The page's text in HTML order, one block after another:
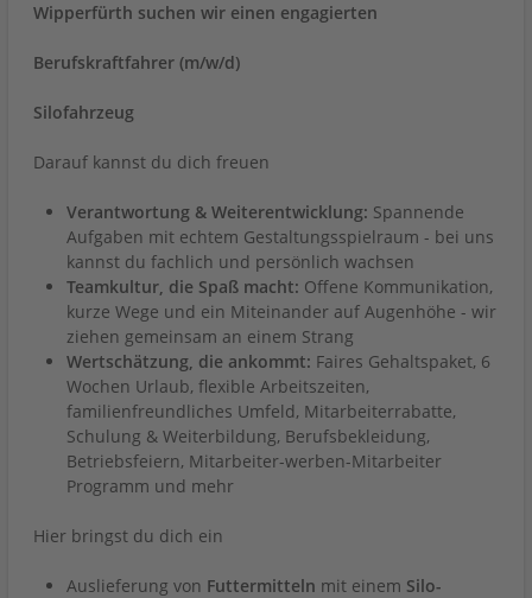
Wipperfürth suchen wir einen engagierten
Berufskraftfahrer (m/w/d)
Silofahrzeug
Darauf kannst du dich freuen
Verantwortung & Weiterentwicklung: Spannende
Aufgaben mit echtem Gestaltungsspielraum - bei uns
kannst du fachlich und persönlich wachsen
Teamkultur, die Spaß macht: Offene Kommunikation,
kurze Wege und ein Miteinander auf Augenhöhe - wir
ziehen gemeinsam an einem Strang
Wertschätzung, die ankommt: Faires Gehaltspaket, 6
Wochen Urlaub, flexible Arbeitszeiten,
familienfreundliches Umfeld, Mitarbeiterrabatte,
Schulung & Weiterbildung, Berufsbekleidung,
Betriebsfeiern, Mitarbeiter-werben-Mitarbeiter
Programm und mehr
Hier bringst du dich ein
Auslieferung von Futtermitteln mit einem Silo-